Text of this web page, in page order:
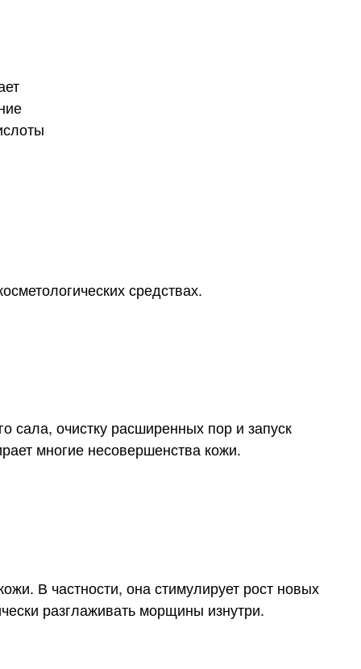
средствах.
сала, очистку расширенных пор и запуск
многие несовершенства кожи.
В частности, она стимулирует рост новых
разглаживать морщины изнутри.